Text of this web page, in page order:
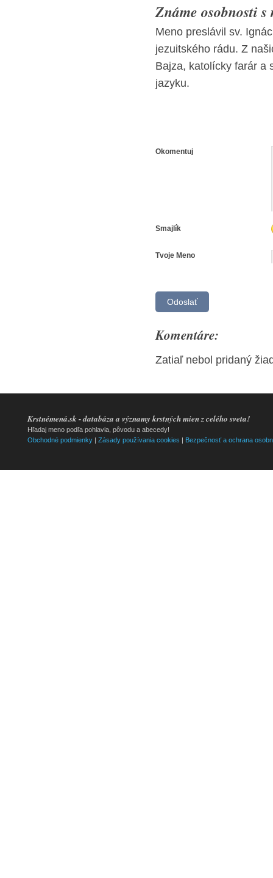
Známe osobnosti
Meno preslávil sv.
jezuitského rádu. Z
Bajza, katolícky farár a
jazyku.
Okomentuj
Smajlík
Tvoje Meno
Komentáre:
Zatiaľ nebol pridaný
Krstnémená.sk - databáza a významy krstných mien z celého sveta!
Hľadaj meno podľa pohlavia, pôvodu a abecedy!
Obchodné podmienky
Zásady používania cookies Bezpečnosť a ochrana